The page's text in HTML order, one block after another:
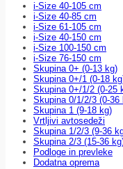
i-Size 40-105 cm
i-Size 40-85 cm
i-Size 61-105 cm
i-Size 40-150 cm
i-Size 100-150 cm
i-Size 76-150 cm
Skupina 0+ (0-13 kg)
Skupina 0+/1 (0-18
Skupina 0+/1/2 (0-25
Skupina 0/1/2/3 (0-36
Skupina 1 (9-18 kg)
Vrtljivi avtosedeži
Skupina 1/2/3 (9-36
Skupina 2/3 (15-36
Podloge in prevleke
Dodatna oprema